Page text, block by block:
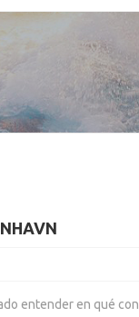
entender en qué